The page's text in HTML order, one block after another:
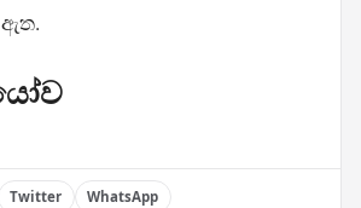
Twitter WhatsApp